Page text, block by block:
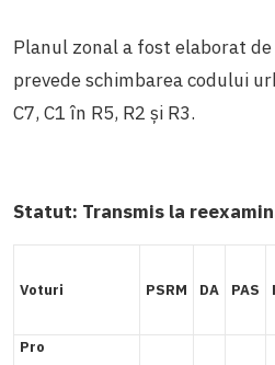
Planul zonal a fost elaborat
prevede schimbarea codului
C7, C1 în R5, R2 și R3.
Statut: Transmis la
Voturi PSRM DA PAS
Pro